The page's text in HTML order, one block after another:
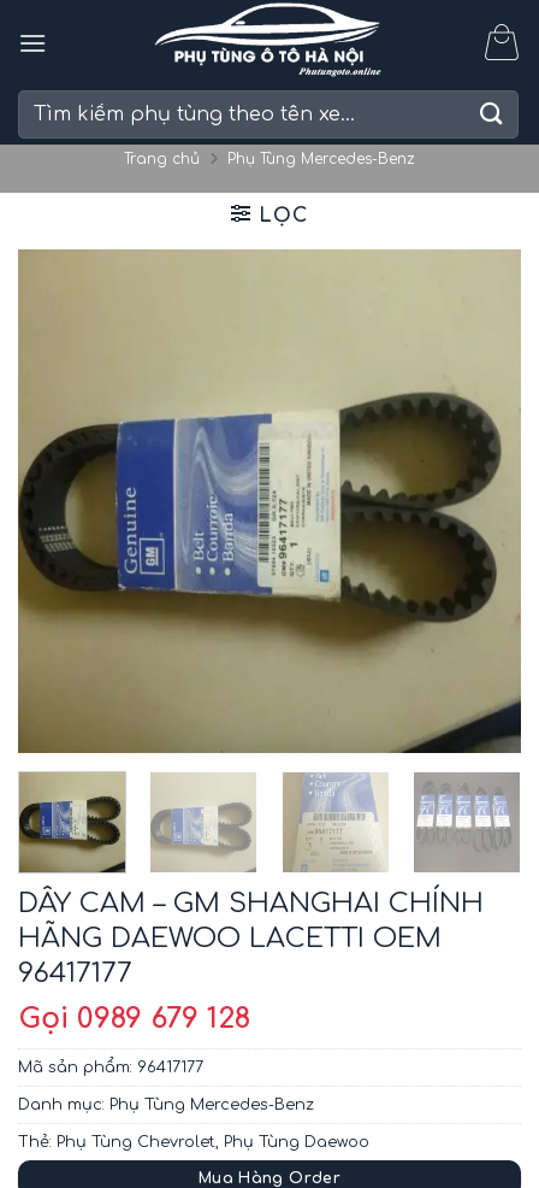
Tìm
Trang chủ Phụ Tùng Mercedes-Benz
LỌC
DÂY CAM – GM SHANGHAI CHÍNH
HÃNG DAEWOO LACETTI OEM
96417177
Gọi 0989 679 128
Mã sản phẩm: 96417177
Danh mục: Phụ Tùng Mercedes-Benz
Thẻ: Phụ Tùng Chevrolet, Phụ Tùng Daewoo
Mua Hàng Order